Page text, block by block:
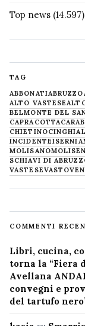
Top news (14.597)
TAG
ABBONATIABRUZZO
ALTO VASTESE
BELMONTE DEL
CAPRACOTTA
CHIETINO
INCIDENTEISERNIA
MOLISANOMOLISE
SCHIAVI DI
VASTESEVASTO
COMMENTI
Libri, cucina,
torna la “Fiera
Avellana
convegni e
del tartufo